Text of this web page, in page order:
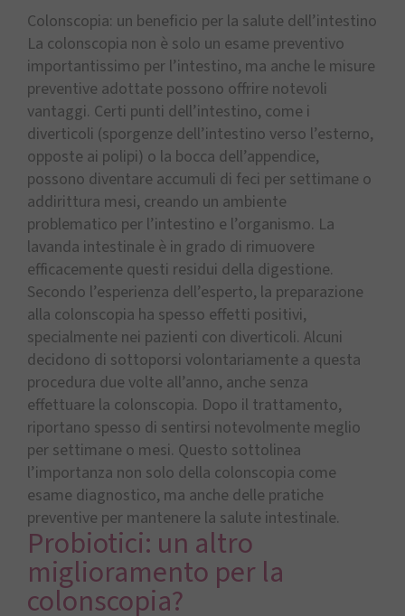
Colonscopia: un beneficio per la salute dell’intestino
La colonscopia non è solo un esame preventivo
importantissimo per l’intestino, ma anche le misure
preventive adottate possono offrire notevoli
vantaggi. Certi punti dell’intestino, come i
diverticoli (sporgenze dell’intestino verso l’esterno,
opposte ai polipi) o la bocca dell’appendice,
possono diventare accumuli di feci per settimane o
addirittura mesi, creando un ambiente
problematico per l’intestino e l’organismo. La
lavanda intestinale è in grado di rimuovere
efficacemente questi residui della digestione.
Secondo l’esperienza dell’esperto, la preparazione
alla colonscopia ha spesso effetti positivi,
specialmente nei pazienti con diverticoli. Alcuni
decidono di sottoporsi volontariamente a questa
procedura due volte all’anno, anche senza
effettuare la colonscopia. Dopo il trattamento,
riportano spesso di sentirsi notevolmente meglio
per settimane o mesi. Questo sottolinea
l’importanza non solo della colonscopia come
esame diagnostico, ma anche delle pratiche
preventive per mantenere la salute intestinale.
Probiotici: un altro
miglioramento per la
colonscopia?